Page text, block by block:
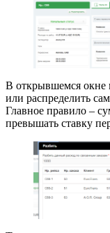
В открывшемся окне
или распределить
Главное правило –
превышать ставку